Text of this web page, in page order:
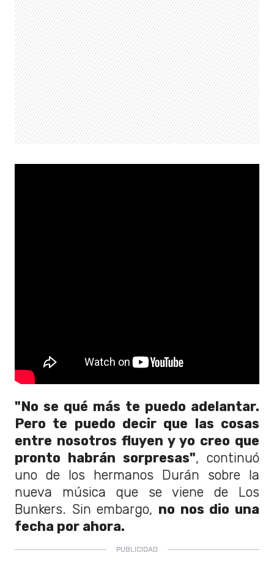
"No se qué más te puedo adelantar.
Pero te puedo decir que las cosas
entre nosotros fluyen y yo creo que
pronto habrán sorpresas", continuó
uno de los hermanos Durán sobre la
nueva música que se viene de Los
Bunkers. Sin embargo, no nos dio una
fecha por ahora.